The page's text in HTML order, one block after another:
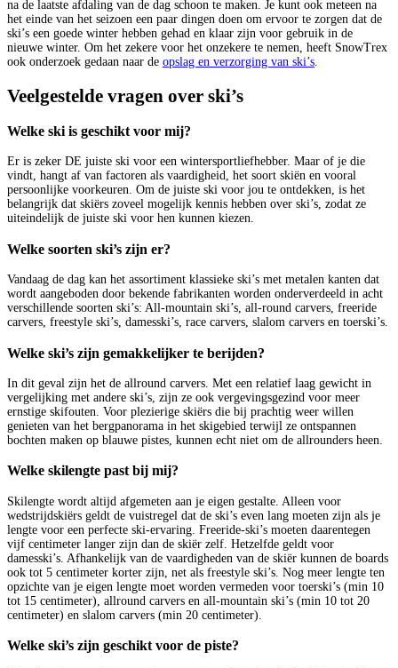
na de laatste afdaling van de dag schoon te maken. Je kunt ook meteen na
het einde van het seizoen een paar dingen doen om ervoor te zorgen dat de
ski’s een goede winter hebben gehad en klaar zijn voor gebruik in de
nieuwe winter. Om het zekere voor het onzekere te nemen, heeft SnowTrex
ook onderzoek gedaan naar de opslag en verzorging van ski’s.
Veelgestelde vragen over ski’s
Welke ski is geschikt voor mij?
Er is zeker DE juiste ski voor een wintersportliefhebber. Maar of je die
vindt, hangt af van factoren als vaardigheid, het soort skiën en vooral
persoonlijke voorkeuren. Om de juiste ski voor jou te ontdekken, is het
belangrijk dat skiërs zoveel mogelijk kennis hebben over ski’s, zodat ze
uiteindelijk de juiste ski voor hen kunnen kiezen.
Welke soorten ski’s zijn er?
Vandaag de dag kan het assortiment klassieke ski’s met metalen kanten dat
wordt aangeboden door bekende fabrikanten worden onderverdeeld in acht
verschillende soorten ski’s: All-mountain ski’s, all-round carvers, freeride
carvers, freestyle ski’s, damesski’s, race carvers, slalom carvers en toerski’s.
Welke ski’s zijn gemakkelijker te berijden?
In dit geval zijn het de allround carvers. Met een relatief laag gewicht in
vergelijking met andere ski’s, zijn ze ook vergevingsgezind voor meer
ernstige skifouten. Voor plezierige skiërs die bij prachtig weer willen
genieten van het bergpanorama in het skigebied terwijl ze ontspannen
bochten maken op blauwe pistes, kunnen echt niet om de allrounders heen.
Welke skilengte past bij mij?
Skilengte wordt altijd afgemeten aan je eigen gestalte. Alleen voor
wedstrijdskiërs geldt de vuistregel dat de ski’s even lang moeten zijn als je
lengte voor een perfecte ski-ervaring. Freeride-ski’s moeten daarentegen
vijf centimeter langer zijn dan de skiër zelf. Hetzelfde geldt voor
damesski’s. Afhankelijk van de vaardigheden van de skiër kunnen de boards
ook tot 5 centimeter korter zijn, net als freestyle ski’s. Nog meer lengte ten
opzichte van je eigen lengte moet worden vermeden voor toerski’s (min 10
tot 15 centimeter), allround carvers en all-mountain ski’s (min 10 tot 20
centimeter) en slalom carvers (min 20 centimeter).
Welke ski’s zijn geschikt voor de piste?